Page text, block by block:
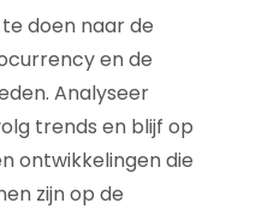
doen naar de
en de
Analyseer
trends en blijf op
ontwikkelingen die
zijn op de